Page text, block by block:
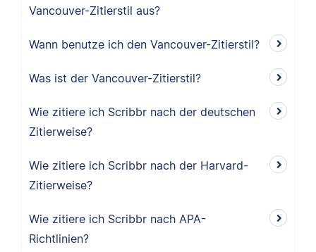
Vancouver-Zitierstil aus?
Wann benutze ich den Vancouver-Zitierstil?
Was ist der Vancouver-Zitierstil?
Wie zitiere ich Scribbr nach der deutschen
Zitierweise?
Wie zitiere ich Scribbr nach der Harvard-
Zitierweise?
Wie zitiere ich Scribbr nach APA-
Richtlinien?